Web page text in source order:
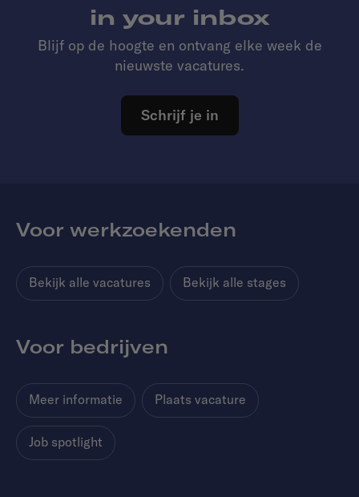
in your inbox
Blijf op de hoogte en ontvang elke week de
nieuwste vacatures.
Schrijf je in
Voor werkzoekenden
Bekijk alle vacatures Bekijk alle stages
Voor bedrijven
Meer informatie Plaats vacature
Job spotlight